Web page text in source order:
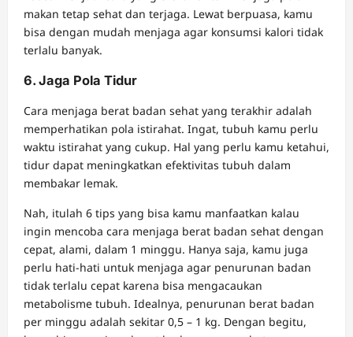
makan tetap sehat dan terjaga. Lewat berpuasa, kamu
bisa dengan mudah menjaga agar konsumsi kalori tidak
terlalu banyak.
6. Jaga Pola Tidur
Cara menjaga berat badan sehat yang terakhir adalah
memperhatikan pola istirahat. Ingat, tubuh kamu perlu
waktu istirahat yang cukup. Hal yang perlu kamu ketahui,
tidur dapat meningkatkan efektivitas tubuh dalam
membakar lemak.
Nah, itulah 6 tips yang bisa kamu manfaatkan kalau
ingin mencoba cara menjaga berat badan sehat dengan
cepat, alami, dalam 1 minggu. Hanya saja, kamu juga
perlu hati-hati untuk menjaga agar penurunan badan
tidak terlalu cepat karena bisa mengacaukan
metabolisme tubuh. Idealnya, penurunan berat badan
per minggu adalah sekitar 0,5 – 1 kg. Dengan begitu,